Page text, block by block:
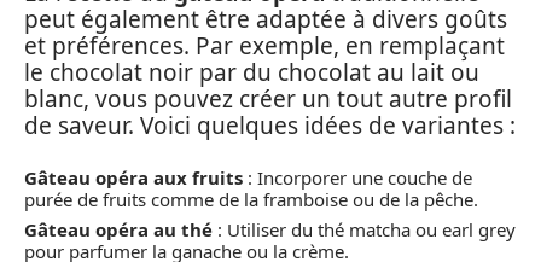
peut également être adaptée à divers goûts
et préférences. Par exemple, en remplaçant
le chocolat noir par du chocolat au lait ou
blanc, vous pouvez créer un tout autre profil
de saveur. Voici quelques idées de variantes :
Gâteau opéra aux fruits : Incorporer une couche de
purée de fruits comme de la framboise ou de la pêche.
Gâteau opéra au thé : Utiliser du thé matcha ou earl grey
pour parfumer la ganache ou la crème.